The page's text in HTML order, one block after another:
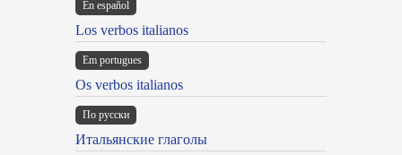
En español
Los verbos italianos
Em portugues
Os verbos italianos
По русски
Итальянские глаголы